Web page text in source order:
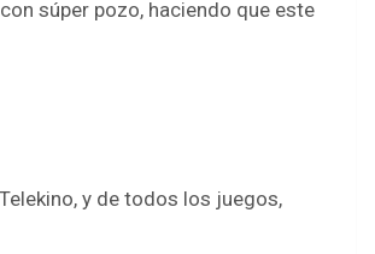
súper pozo, haciendo que este
y de todos los juegos,